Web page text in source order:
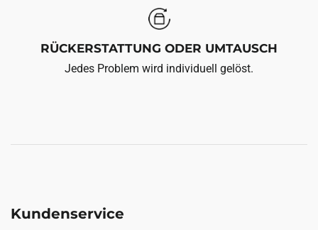
RÜCKERSTATTUNG ODER UMTAUSCH
Jedes Problem wird individuell gelöst.
Kundenservice